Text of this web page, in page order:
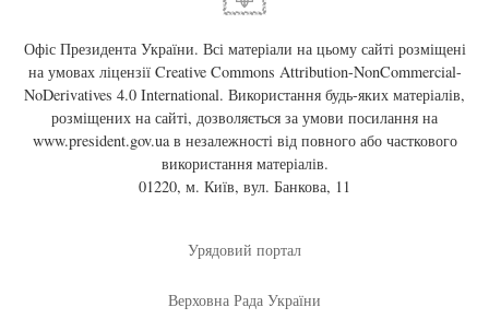
Офіс Президента України. Всі матеріали на цьому сайті розміщені
на умовах ліцензії Creative Commons Attribution-NonCommercial-
NoDerivatives 4.0 International. Використання будь-яких матеріалів,
розміщених на сайті, дозволяється за умови посилання на
www.president.gov.uaв незалежності від повного або часткового
використання матеріалів.
01220, м. Київ, вул. Банкова, 11
Урядовий портал
Верховна Рада України